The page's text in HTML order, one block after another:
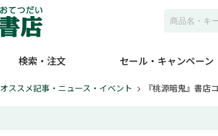
検索・注文 セール・キャンペーン
オススメ記事・ニュース・イベント 『桃源暗鬼』書店